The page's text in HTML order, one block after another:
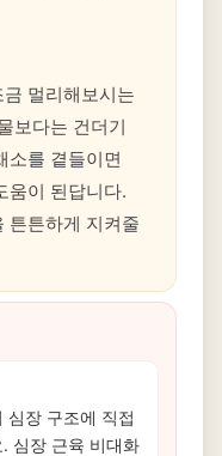
멀리해보시는
보다는 건더기
소를 곁들이면
움이 된답니다.
튼튼하게 지켜줄
심장 구조에 직접
심장 근육 비대화